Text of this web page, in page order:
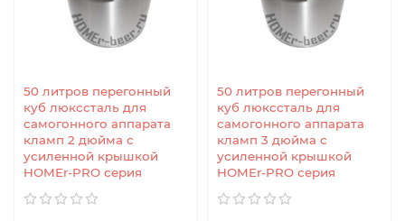
50 литров перегонный
куб люкссталь для
самогонного аппарата
кламп 2 дюйма с
усиленной крышкой
HOMEr-PRO серия
50 литров перегонный
куб люкссталь для
самогонного аппарата
кламп 3 дюйма с
усиленной крышкой
HOMEr-PRO серия